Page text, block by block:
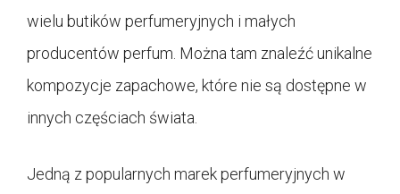
wielu butików perfumeryjnych i małych
producentów perfum. Można tam znaleźć unikalne
kompozycje zapachowe, które nie są dostępne w
innych częściach świata.
Jedną z popularnych marek perfumeryjnych w